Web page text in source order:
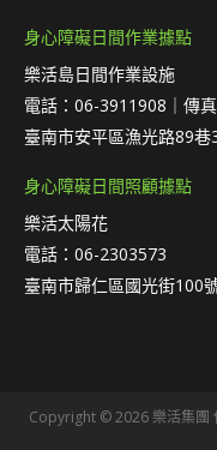
身心障礙日間作業據點
樂活島日間作業設施
電話：06-3911908｜傳
臺南市安平區漁光路89
身心障礙日間照顧據點
樂活太陽花
電話：06-2303573
臺南市歸仁區國光街100
Copyright © 2026 樂活集團